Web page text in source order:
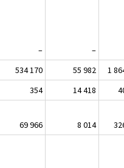
–
–
534 170 55 982
1
354 14 418
69 966 8 014